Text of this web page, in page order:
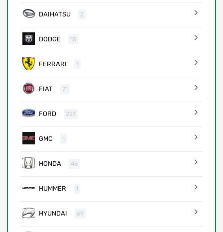
DAIHATSU 2
DODGE 15
FERRARI 1
FIAT 71
FORD 227
GMC 1
HONDA 46
HUMMER 1
HYUNDAI 69